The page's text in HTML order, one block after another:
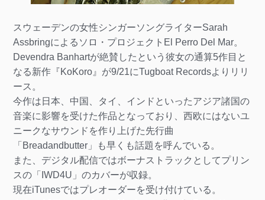
スウェーデンの女性シンガーソングライターSarah
Assbringによるソロ・プロジェクトEl Perro Del Mar。
Devendra Banhartが絶賛したという彼女の通算5作目と
なる新作『KoKoro』が9/21にTugboat Recordsよりリリ
ース。
今作は日本、中国、タイ、インドといったアジア諸国の
音楽に影響を受けた作品となっており、西欧にはないユ
ニークなサウンドを作り上げた先行曲
「Breadandbutter」も早くも話題を呼んでいる。
また、デジタル配信ではボーナストラックとしてプリン
スの「IWD4U」のカバーが収録。
現在iTunesではプレオーダーを受け付けている。